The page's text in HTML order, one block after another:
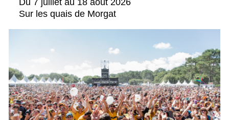
Du 7 juillet au 18 août 2026
Sur les quais de Morgat